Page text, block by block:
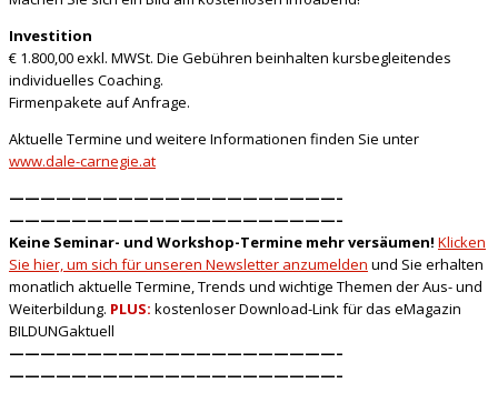
Investition
€ 1.800,00 exkl. MWSt. Die Gebühren beinhalten kursbegleitendes
individuelles Coaching.
Firmenpakete auf Anfrage.
Aktuelle Termine und weitere Informationen finden Sie unter
www.dale-carnegie.at
—————————————————————–
—————————————————————–
Keine Seminar- und Workshop-Termine mehr versäumen! Klicken
Sie hier, um sich für unseren Newsletter anzumelden und Sie erhalten
monatlich aktuelle Termine, Trends und wichtige Themen der Aus- und
Weiterbildung. PLUS: kostenloser Download-Link für das eMagazin
BILDUNGaktuell
—————————————————————–
—————————————————————–